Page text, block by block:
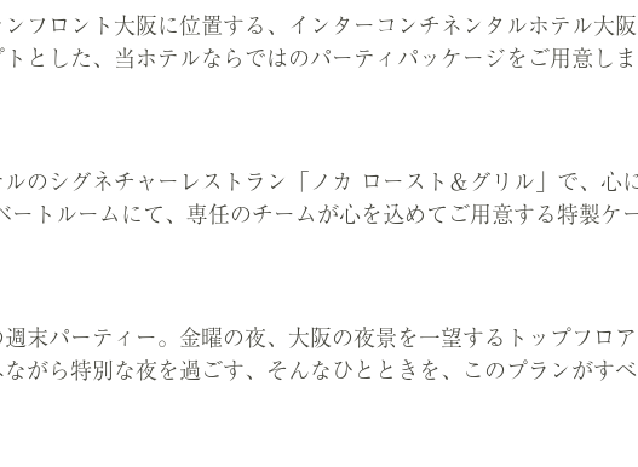
フロント大阪に位置する、インターコンチネンタルホテル大
とした、当ホテルならではのパーティパッケージをご用意し
のシグネチャーレストラン「ノカ ロースト＆グリル」で、心
トルームにて、専任のチームが心を込めてご用意する特製ケ
末パーティー。金曜の夜、大阪の夜景を一望するトップフロ
がら特別な夜を過ごす、そんなひとときを、このプランがす